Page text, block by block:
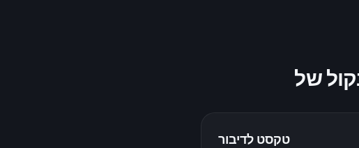
טקסט לדיבור